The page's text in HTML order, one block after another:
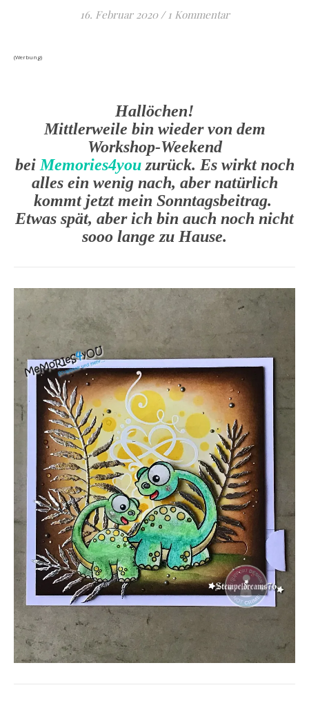
16. Februar 2020 / 1 Kommentar
(Werbung)
Hallöchen!
Mittlerweile bin wieder von dem
Workshop-Weekend
bei Memories4youzurück. Es wirkt noch
alles ein wenig nach, aber natürlich
kommt jetzt mein Sonntagsbeitrag.
Etwas spät, aber ich bin auch noch nicht
sooo lange zu Hause.